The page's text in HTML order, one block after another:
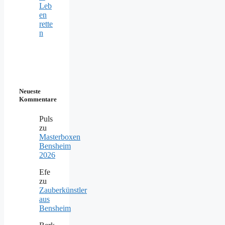
Leb
en
rette
n
Neueste
Kommentare
Puls
zu
Masterboxen
Bensheim
2026
Efe
zu
Zauberkünstler
aus
Bensheim